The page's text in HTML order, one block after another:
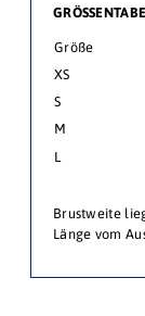
Größe
XS
S
M
L
Brustweite
Länge vom